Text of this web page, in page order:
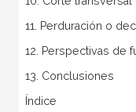
11. Perduración o
12. Perspectivas de
13. Conclusiones
Índice